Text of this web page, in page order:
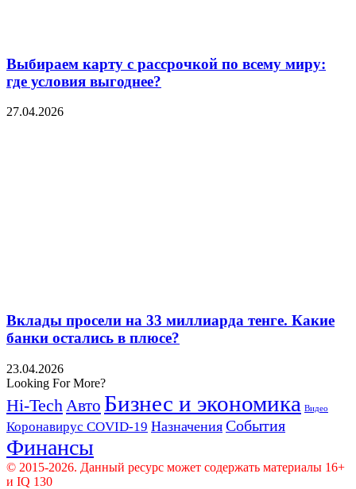
Выбираем карту с рассрочкой по всему миру:
где условия выгоднее?
27.04.2026
Вклады просели на 33 миллиарда тенге. Какие
банки остались в плюсе?
23.04.2026
Looking For More?
Hi-Tech Авто Бизнес и экономика Видео
Коронавирус COVID-19 Назначения События
Финансы
© 2015-2026. Данный ресурс может содержать материалы 16+
и IQ 130